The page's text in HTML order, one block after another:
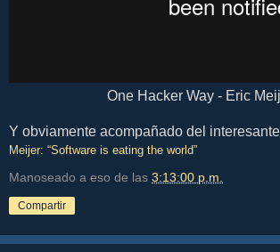
One Hacker Way - Eric
Y obviamente acompañado del
Meijer: “Software is eating the world”
Manoseado a eso de las 3:13:00 p.m.
Compartir